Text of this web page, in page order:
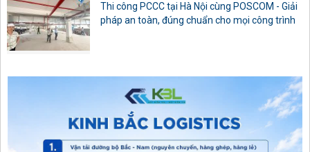
Thi công PCCC tại Hà Nội cùng POSCOM - Giải
pháp an toàn, đúng chuẩn cho mọi công trình